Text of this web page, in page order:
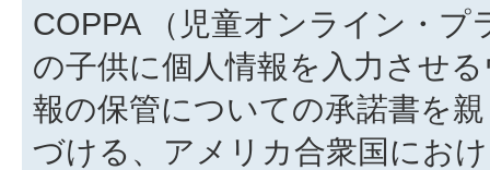
COPPA （児童オンライン・
の子供に個人情報を入力させ
報の保管についての承諾書を
づける、アメリカ合衆国にお